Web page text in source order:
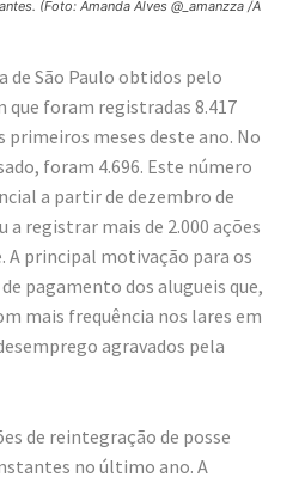
(Foto: Amanda Alves @_amanzza /A
de São Paulo obtidos pelo
foram registradas 8.417
primeiros meses deste ano. No
foram 4.696. Este número
a partir de dezembro de
a registrar mais de 2.000 ações
principal motivação para os
pagamento dos alugueis que,
mais frequência nos lares em
agravados pela
de reintegração de posse
no último ano. A